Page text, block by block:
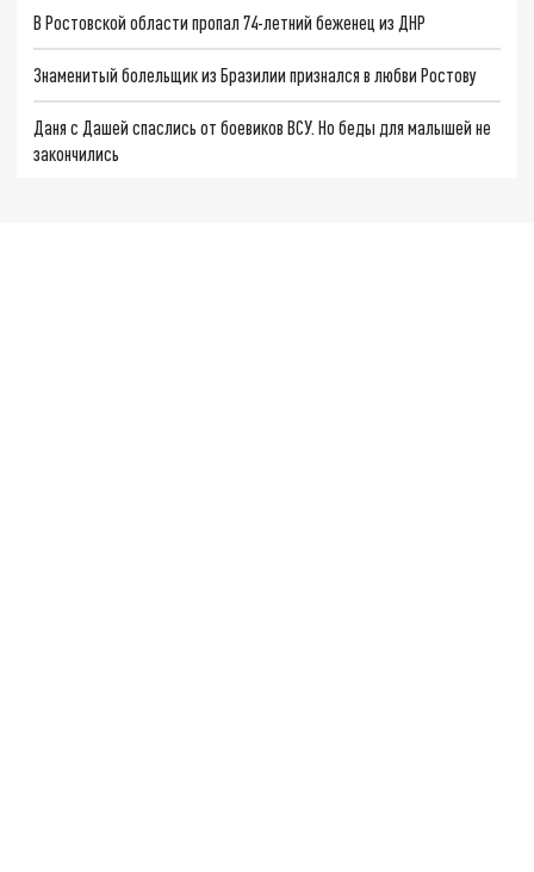
В Ростовской области пропал 74-летний беженец из ДНР
Знаменитый болельщик из Бразилии признался в любви Ростову
Даня с Дашей спаслись от боевиков ВСУ. Но беды для малышей не
закончились